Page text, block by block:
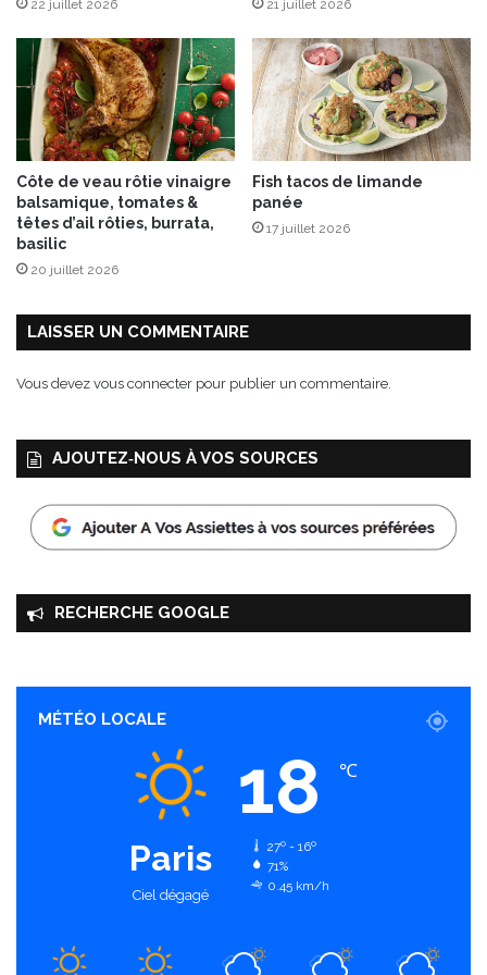
v
a
u
3
0
d
c
m
b
e
0
22 juillet 2026 21 juillet 2026
Côte de veau rôtie vinaigre
balsamique, tomates &
têtes d’ail rôties, burrata,
basilic
20 juillet 2026
Fish tacos de limande
panée
17 juillet 2026
LAISSER UN COMMENTAIRE
Vous devez vous connecter pour publier un commentaire.
AJOUTEZ‑NOUS À VOS SOURCES
RECHERCHE GOOGLE
MÉTÉO LOCALE
Paris
Ciel dégagé
18 ℃
27º - 16º
71%
0.45 km/h